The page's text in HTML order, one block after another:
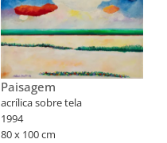
Paisagem
acrílica sobre tela
1994
80 x 100 cm